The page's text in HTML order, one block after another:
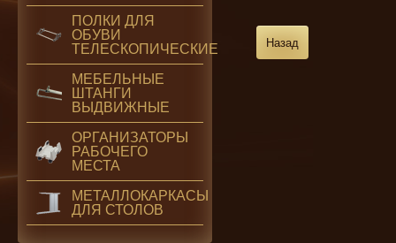
Назад
ПОЛКИ ДЛЯ
ОБУВИ
ТЕЛЕСКОПИЧЕСКИЕ
МЕБЕЛЬНЫЕ
ШТАНГИ
ВЫДВИЖНЫЕ
ОРГАНИЗАТОРЫ
РАБОЧЕГО
МЕСТА
МЕТАЛЛОКАРКАСЫ
ДЛЯ СТОЛОВ